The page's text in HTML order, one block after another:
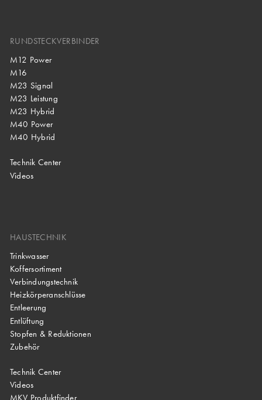
RUNDSTECKVERBINDER
M12 Power
M16
M23 Signal
M23 Leistung
M23 Hybrid
M40 Power
M40 Hybrid
Technik Center
Videos
HAUSTECHNIK
Trinkwasser
Koffersortiment
Verbindungstechnik
Heizkörperanschlüsse
Entleerung
Entlüftung
Stopfen & Reduktionen
Zubehör
Technik Center
Videos
MKV Produktfinder